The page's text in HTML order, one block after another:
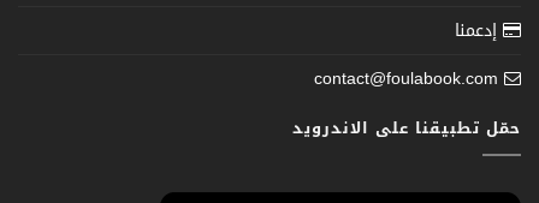
إدعمنا
contact@foulabook.com
حمّل تطبيقنا على الاندرويد